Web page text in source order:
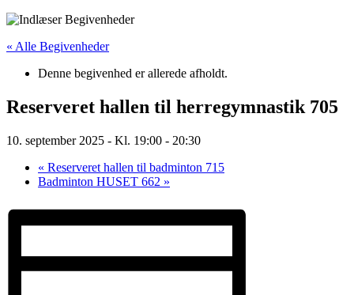
« Alle Begivenheder
Denne begivenhed er allerede afholdt.
Reserveret hallen til herregymnastik 705
10. september 2025 - Kl. 19:00 - 20:30
« Reserveret hallen til badminton 715
Badminton HUSET 662 »